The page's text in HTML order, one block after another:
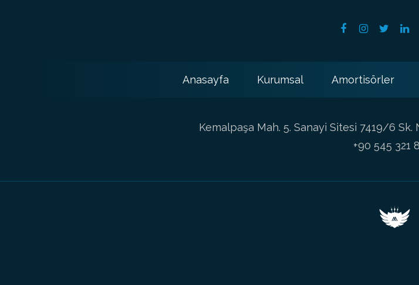
Anasayfa Kurumsal Amortisörler
Kemalpaşa Mah. 5. Sanayi Sitesi 7419/6
+90 545 321